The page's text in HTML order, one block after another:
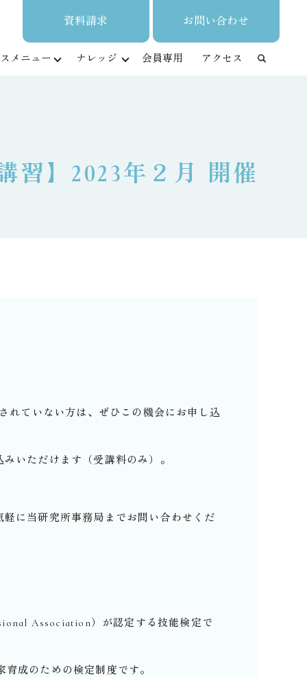
資料請求 お問い合わせ
メニュー ナレッジ 会員専用 アクセス
習】2023年２月 開催
れていない方は、ぜひこの機会にお申し込
いただけます（受講料のみ）。
に当研究所事務局までお問い合わせくだ
Association）が認定する技能検定で
成のための検定制度です。